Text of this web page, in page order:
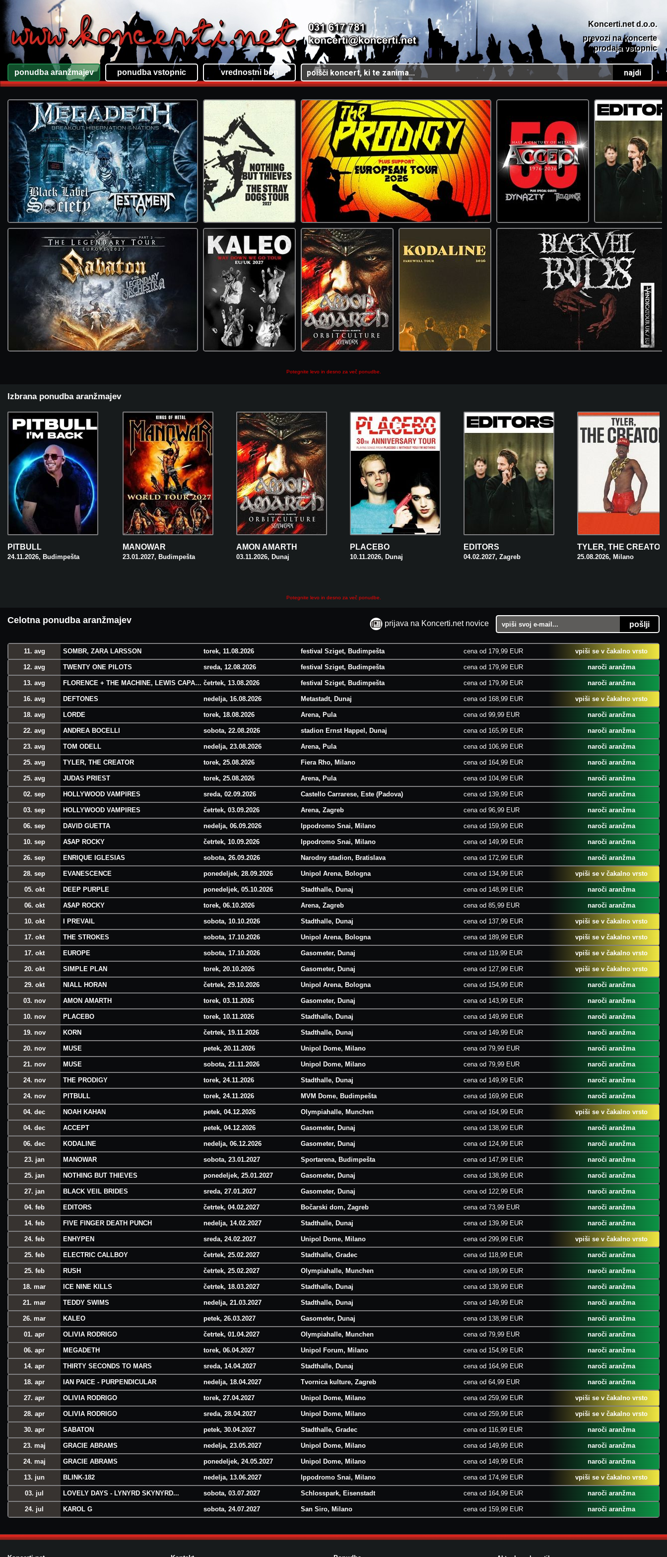
ponudba aranžmajev ponudba vstopnic vrednostni bon
Koncerti.net d.o.o.
prevozi na koncerte
prodaja vstopnic
Potegnite levo in desno za več ponudbe.
Izbrana ponudba aranžmajev
PITBULL
24.11.2026, Budimpešta
MANOWAR
23.01.2027, Budimpešta
AMON AMARTH
03.11.2026, Dunaj
PLACEBO
10.11.2026, Dunaj
EDITORS
04.02.2027, Zagreb
TYLER, THE CREATOR
25.08.2026, Milano
Potegnite levo in desno za več ponudbe.
Celotna ponudba aranžmajev prijava na Koncerti.net novice
11. avg SOMBR, ZARA LARSSON torek, 11.08.2026 festival Sziget, Budimpešta cena od 179,99 EUR vpiši se v čakalno vrsto
12. avg TWENTY ONE PILOTS sreda, 12.08.2026 festival Sziget, Budimpešta cena od 179,99 EUR naroči aranžma
13. avg FLORENCE + THE MACHINE, LEWIS CAPALDI četrtek, 13.08.2026 festival Sziget, Budimpešta cena od 179,99 EUR naroči aranžma
16. avg DEFTONES nedelja, 16.08.2026 Metastadt, Dunaj cena od 168,99 EUR vpiši se v čakalno vrsto
18. avg LORDE torek, 18.08.2026 Arena, Pula cena od 99,99 EUR naroči aranžma
22. avg ANDREA BOCELLI sobota, 22.08.2026 stadion Ernst Happel, Dunaj cena od 165,99 EUR naroči aranžma
23. avg TOM ODELL nedelja, 23.08.2026 Arena, Pula cena od 106,99 EUR naroči aranžma
25. avg TYLER, THE CREATOR torek, 25.08.2026 Fiera Rho, Milano cena od 164,99 EUR naroči aranžma
25. avg JUDAS PRIEST torek, 25.08.2026 Arena, Pula cena od 104,99 EUR naroči aranžma
02. sep HOLLYWOOD VAMPIRES sreda, 02.09.2026 Castello Carrarese, Este (Padova) cena od 139,99 EUR naroči aranžma
03. sep HOLLYWOOD VAMPIRES četrtek, 03.09.2026 Arena, Zagreb cena od 96,99 EUR naroči aranžma
06. sep DAVID GUETTA nedelja, 06.09.2026 Ippodromo Snai, Milano cena od 159,99 EUR naroči aranžma
10. sep A$AP ROCKY četrtek, 10.09.2026 Ippodromo Snai, Milano cena od 149,99 EUR naroči aranžma
26. sep ENRIQUE IGLESIAS sobota, 26.09.2026 Narodny stadion, Bratislava cena od 172,99 EUR naroči aranžma
28. sep EVANESCENCE ponedeljek, 28.09.2026 Unipol Arena, Bologna cena od 134,99 EUR vpiši se v čakalno vrsto
05. okt DEEP PURPLE ponedeljek, 05.10.2026 Stadthalle, Dunaj cena od 148,99 EUR naroči aranžma
06. okt A$AP ROCKY torek, 06.10.2026 Arena, Zagreb cena od 85,99 EUR naroči aranžma
10. okt I PREVAIL sobota, 10.10.2026 Stadthalle, Dunaj cena od 137,99 EUR vpiši se v čakalno vrsto
17. okt THE STROKES sobota, 17.10.2026 Unipol Arena, Bologna cena od 189,99 EUR vpiši se v čakalno vrsto
17. okt EUROPE sobota, 17.10.2026 Gasometer, Dunaj cena od 119,99 EUR vpiši se v čakalno vrsto
20. okt SIMPLE PLAN torek, 20.10.2026 Gasometer, Dunaj cena od 127,99 EUR vpiši se v čakalno vrsto
29. okt NIALL HORAN četrtek, 29.10.2026 Unipol Arena, Bologna cena od 154,99 EUR naroči aranžma
03. nov AMON AMARTH torek, 03.11.2026 Gasometer, Dunaj cena od 143,99 EUR naroči aranžma
10. nov PLACEBO torek, 10.11.2026 Stadthalle, Dunaj cena od 149,99 EUR naroči aranžma
19. nov KORN četrtek, 19.11.2026 Stadthalle, Dunaj cena od 149,99 EUR naroči aranžma
20. nov MUSE petek, 20.11.2026 Unipol Dome, Milano cena od 79,99 EUR naroči aranžma
21. nov MUSE sobota, 21.11.2026 Unipol Dome, Milano cena od 79,99 EUR naroči aranžma
24. nov THE PRODIGY torek, 24.11.2026 Stadthalle, Dunaj cena od 149,99 EUR naroči aranžma
24. nov PITBULL torek, 24.11.2026 MVM Dome, Budimpešta cena od 169,99 EUR naroči aranžma
04. dec NOAH KAHAN petek, 04.12.2026 Olympiahalle, Munchen cena od 164,99 EUR vpiši se v čakalno vrsto
04. dec ACCEPT petek, 04.12.2026 Gasometer, Dunaj cena od 138,99 EUR naroči aranžma
06. dec KODALINE nedelja, 06.12.2026 Gasometer, Dunaj cena od 124,99 EUR naroči aranžma
23. jan MANOWAR sobota, 23.01.2027 Sportarena, Budimpešta cena od 147,99 EUR naroči aranžma
25. jan NOTHING BUT THIEVES ponedeljek, 25.01.2027 Gasometer, Dunaj cena od 138,99 EUR naroči aranžma
27. jan BLACK VEIL BRIDES sreda, 27.01.2027 Gasometer, Dunaj cena od 122,99 EUR naroči aranžma
04. feb EDITORS četrtek, 04.02.2027 Bočarski dom, Zagreb cena od 73,99 EUR naroči aranžma
14. feb FIVE FINGER DEATH PUNCH nedelja, 14.02.2027 Stadthalle, Dunaj cena od 139,99 EUR naroči aranžma
24. feb ENHYPEN sreda, 24.02.2027 Unipol Dome, Milano cena od 299,99 EUR vpiši se v čakalno vrsto
25. feb ELECTRIC CALLBOY četrtek, 25.02.2027 Stadthalle, Gradec cena od 118,99 EUR naroči aranžma
25. feb RUSH četrtek, 25.02.2027 Olympiahalle, Munchen cena od 189,99 EUR naroči aranžma
18. mar ICE NINE KILLS četrtek, 18.03.2027 Stadthalle, Dunaj cena od 139,99 EUR naroči aranžma
21. mar TEDDY SWIMS nedelja, 21.03.2027 Stadthalle, Dunaj cena od 149,99 EUR naroči aranžma
26. mar KALEO petek, 26.03.2027 Gasometer, Dunaj cena od 138,99 EUR naroči aranžma
01. apr OLIVIA RODRIGO četrtek, 01.04.2027 Olympiahalle, Munchen cena od 79,99 EUR naroči aranžma
06. apr MEGADETH torek, 06.04.2027 Unipol Forum, Milano cena od 154,99 EUR naroči aranžma
14. apr THIRTY SECONDS TO MARS sreda, 14.04.2027 Stadthalle, Dunaj cena od 164,99 EUR naroči aranžma
18. apr IAN PAICE - PURPENDICULAR nedelja, 18.04.2027 Tvornica kulture, Zagreb cena od 64,99 EUR naroči aranžma
27. apr OLIVIA RODRIGO torek, 27.04.2027 Unipol Dome, Milano cena od 259,99 EUR vpiši se v čakalno vrsto
28. apr OLIVIA RODRIGO sreda, 28.04.2027 Unipol Dome, Milano cena od 259,99 EUR vpiši se v čakalno vrsto
30. apr SABATON petek, 30.04.2027 Stadthalle, Gradec cena od 116,99 EUR naroči aranžma
23. maj GRACIE ABRAMS nedelja, 23.05.2027 Unipol Dome, Milano cena od 149,99 EUR naroči aranžma
24. maj GRACIE ABRAMS ponedeljek, 24.05.2027 Unipol Dome, Milano cena od 149,99 EUR naroči aranžma
13. jun BLINK-182 nedelja, 13.06.2027 Ippodromo Snai, Milano cena od 174,99 EUR vpiši se v čakalno vrsto
03. jul LOVELY DAYS - LYNYRD SKYNYRD... sobota, 03.07.2027 Schlosspark, Eisenstadt cena od 164,99 EUR naroči aranžma
24. jul KAROL G sobota, 24.07.2027 San Siro, Milano cena od 159,99 EUR naroči aranžma